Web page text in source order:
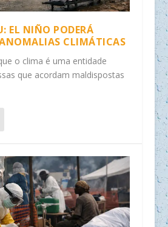
EL NIÑO PODERÁ
CLIMÁTICAS
o clima é uma entidade
que acordam maldispostas